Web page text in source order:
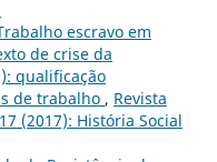
escravo em
de crise da
qualificação
de trabalho , Revista
(2017): História Social